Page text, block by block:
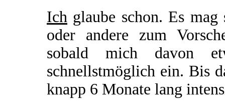
Ich glaube schon. Es
oder andere zum
sobald mich davon
schnellstmöglich ein. Bis
knapp 6 Monate lang